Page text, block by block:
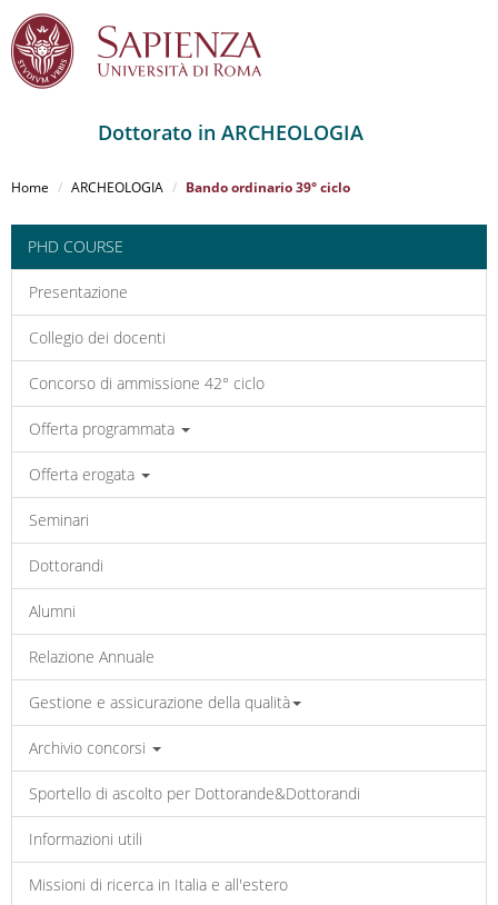
al
principale
Dottorato in ARCHEOLOGIA
Home ARCHEOLOGIA Bando ordinario 39° ciclo
PHD COURSE
Presentazione
Collegio dei docenti
Concorso di ammissione 42° ciclo
Offerta programmata
Offerta erogata
Seminari
Dottorandi
Alumni
Relazione Annuale
Gestione e assicurazione della qualità
Archivio concorsi
Sportello di ascolto per Dottorande&Dottorandi
Informazioni utili
Missioni di ricerca in Italia e all'estero